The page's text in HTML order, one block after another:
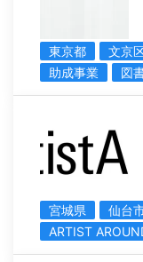
東京都 文京
助成事業
図
宮城県
仙台
ARTIST